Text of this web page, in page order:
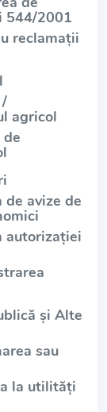
544/2001
reclamații
agricol
avize de
autorizației
și Alte
sau
la utilități